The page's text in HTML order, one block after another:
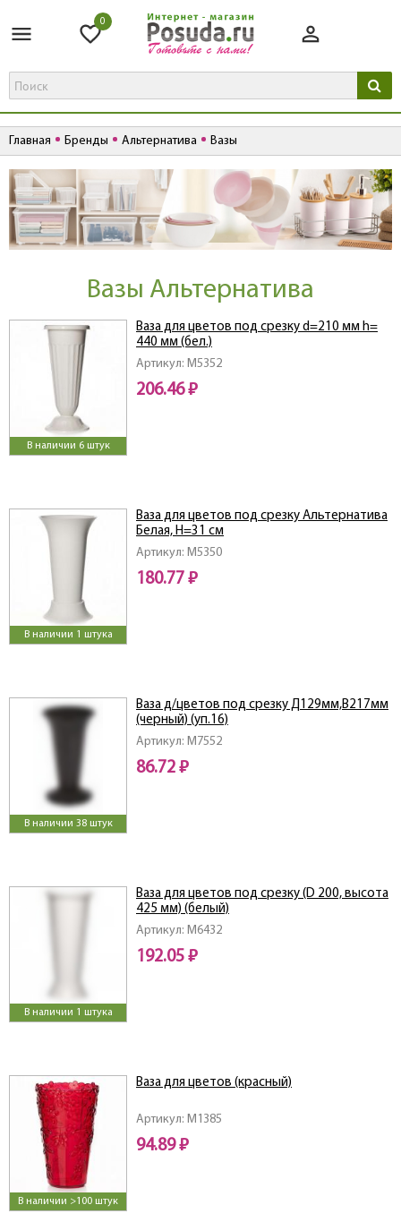
0
Главная Бренды Альтернатива Вазы
Вазы Альтернатива
В наличии 6 штук
Артикул: M5352
Ваза для цветов под срезку d=210 мм h=
440 мм (бел.)
206.46 ₽
В наличии 1 штука
Артикул: M5350
Ваза для цветов под срезку Альтернатива
Белая, Н=31 см
180.77 ₽
В наличии 38 штук
Артикул: M7552
Ваза д/цветов под срезку Д129мм,В217мм
(черный) (уп.16)
86.72 ₽
В наличии 1 штука
Артикул: M6432
Ваза для цветов под срезку (D 200, высота
425 мм) (белый)
192.05 ₽
В наличии >100 штук
Артикул: M1385
Ваза для цветов (красный)
94.89 ₽